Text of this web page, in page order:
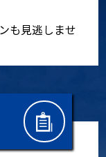
も見逃しませ